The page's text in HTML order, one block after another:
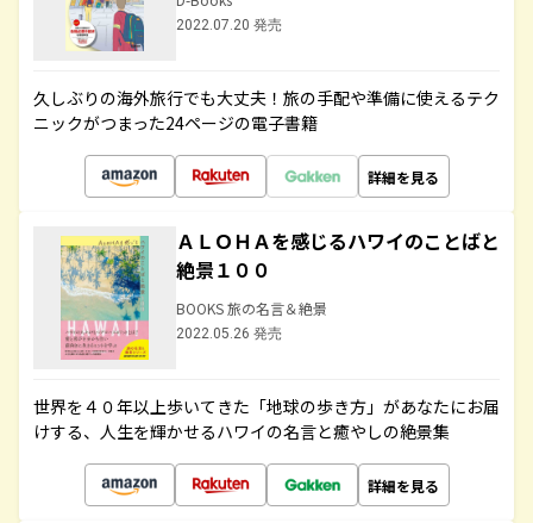
2022.07.20 発売
久しぶりの海外旅行でも大丈夫！旅の手配や準備に使えるテク
ニックがつまった24ページの電子書籍
詳細を見る
ＡＬＯＨＡを感じるハワイのことばと
絶景１００
BOOKS 旅の名言＆絶景
2022.05.26 発売
世界を４０年以上歩いてきた「地球の歩き方」があなたにお届
けする、人生を輝かせるハワイの名言と癒やしの絶景集
詳細を見る